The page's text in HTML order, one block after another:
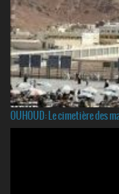
OUHOUD: Le cimetière des